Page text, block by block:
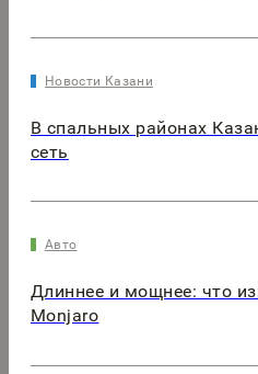
Новости Казани
В спальных районах
сеть
Авто
Длиннее и мощнее: что
Monjaro